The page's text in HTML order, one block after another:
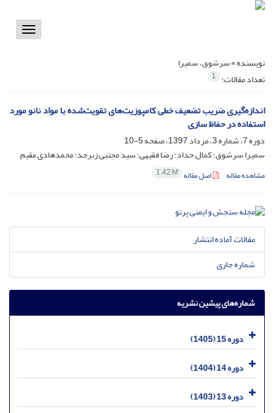
Toggle
نویسنده =سرشوق، سمیرا
تعداد مقالات: 1
اندازه‌گیری ضریب تضعیف خطی کامپوزیت‌های تقویت‌شده با مواد نانو مورد
استفاده در حفاظ سازی
دوره 7، شماره 3، مرداد 1397، صفحه
5-10
سمیرا سرشوق؛ کمال حداد؛ رضا فقیهی؛ سید مجتبی زبرجد؛ محمدهادی مقیم
مشاهده مقاله اصل مقاله 1.42 M
مقالات آماده انتشار
شماره جاری
شماره‌های پیشین نشریه
دوره 15 (1405)
دوره 14 (1404)
دوره 13 (1403)